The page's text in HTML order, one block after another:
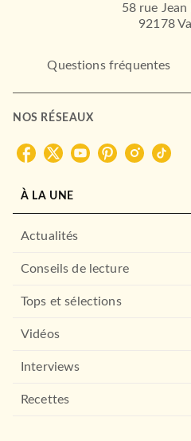
Le miracle Spinoza
28/08/2019
Et Nietzsche a pleuré
58 rue Jean
92178
Questions fréquentes
NOS RÉSEAUX
À LA UNE
Actualités
Conseils de lecture
Tops et sélections
Vidéos
Interviews
Recettes